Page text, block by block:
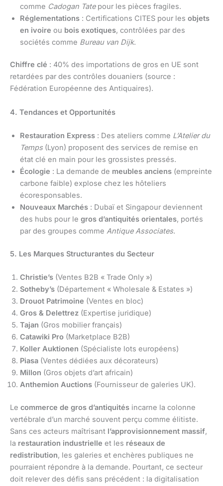
comme Cadogan Tatepour les pièces fragiles.
Réglementations : Certifications CITES pour les objets
en ivoire ou bois exotiques, contrôlées par des
sociétés comme Bureau van Dijk.
Chiffre clé : 40% des importations de gros en UE sont
retardées par des contrôles douaniers (source :
Fédération Européenne des Antiquaires).
4. Tendances et Opportunités
Restauration Express : Des ateliers comme L’Atelier du
Temps(Lyon) proposent des services de remise en
état clé en main pour les grossistes pressés.
Écologie : La demande de meubles anciens (empreinte
carbone faible) explose chez les hôteliers
écoresponsables.
Nouveaux Marchés : Dubaï et Singapour deviennent
des hubs pour le gros d’antiquités orientales, portés
par des groupes comme Antique Associates.
5. Les Marques Structurantes du Secteur
Christie’s (Ventes B2B « Trade Only »)
Sotheby’s (Département « Wholesale & Estates »)
Drouot Patrimoine (Ventes en bloc)
Gros & Delettrez (Expertise juridique)
Tajan (Gros mobilier français)
Catawiki Pro (Marketplace B2B)
Koller Auktionen (Spécialiste lots européens)
Piasa (Ventes dédiées aux décorateurs)
Millon (Gros objets d’art africain)
Anthemion Auctions (Fournisseur de galeries UK).
Le commerce de gros d’antiquités incarne la colonne
vertébrale d’un marché souvent perçu comme élitiste.
Sans ces acteurs maîtrisant l’approvisionnement massif,
la restauration industrielle et les réseaux de
redistribution, les galeries et enchères publiques ne
pourraient répondre à la demande. Pourtant, ce secteur
doit relever des défis sans précédent : la digitalisation